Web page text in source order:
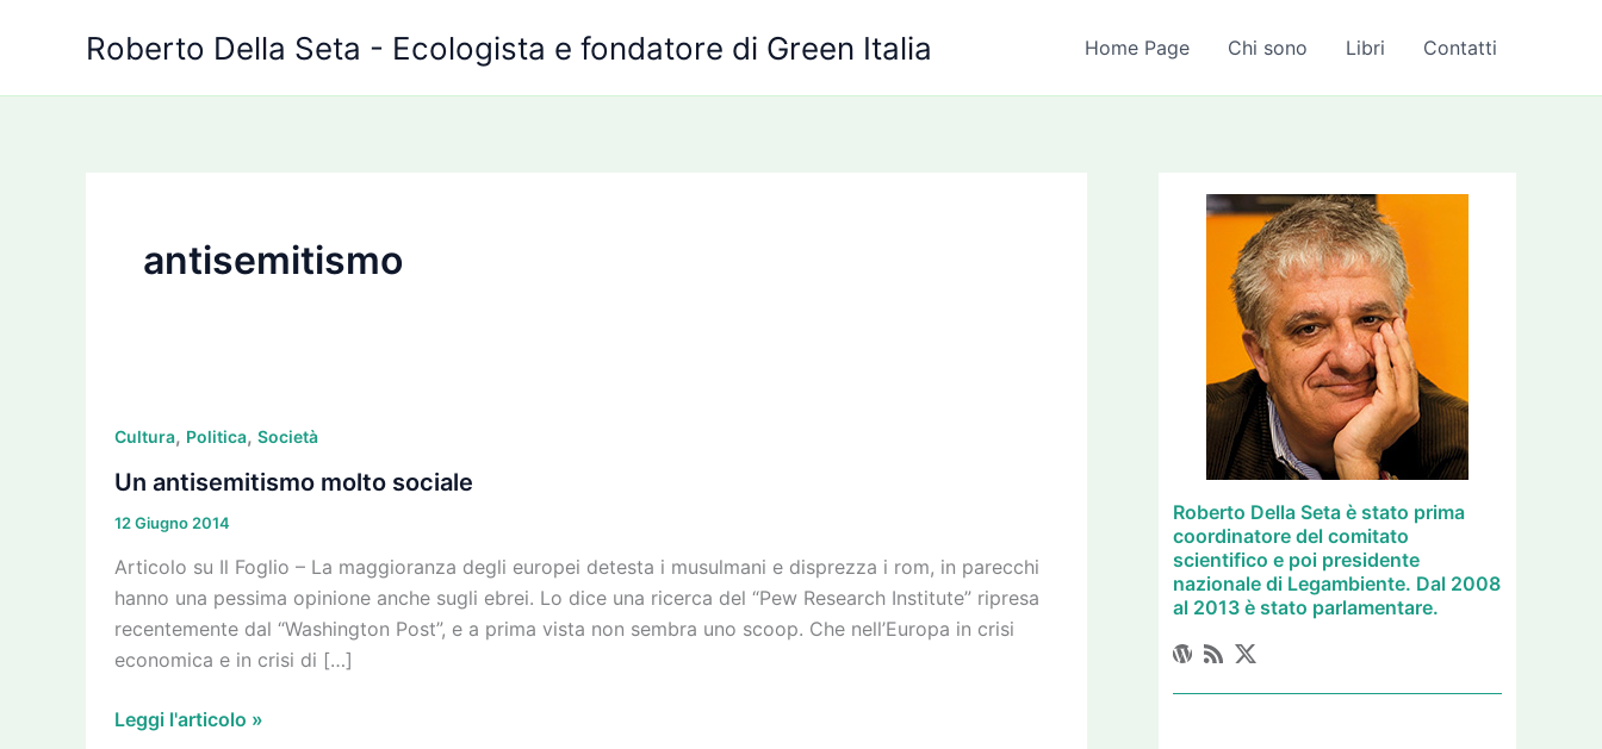
Roberto Della Seta - Ecologista e fondatore di Green Italia Home Page Chi sono Libri Contatti
antisemitismo
Cultura, Politica, Società
Un antisemitismo molto sociale
12 Giugno 2014
Articolo su Il Foglio – La maggioranza degli europei detesta i musulmani e disprezza i rom, in parecchi
hanno una pessima opinione anche sugli ebrei. Lo dice una ricerca del “Pew Research Institute” ripresa
recentemente dal “Washington Post”, e a prima vista non sembra uno scoop. Che nell’Europa in crisi
economica e in crisi di […]
antisemitismo
molto
sociale
Leggi l'articolo »
Roberto Della Seta è stato prima
coordinatore del comitato
scientifico e poi presidente
nazionale di Legambiente. Dal 2008
al 2013 è stato parlamentare.
c